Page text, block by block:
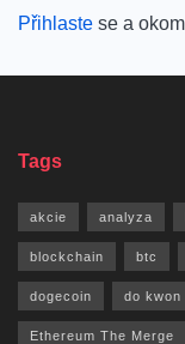
Přihlaste se a
Tags
akcie analyza
blockchain btc
dogecoin do kwon
Ethereum The Merge